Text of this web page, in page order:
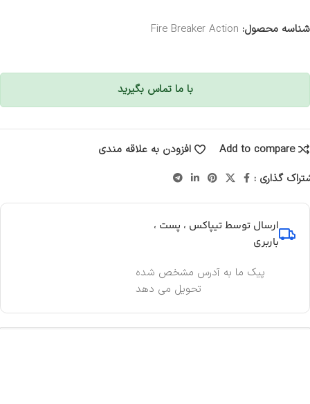
شناسه محصول: Fire Breaker Action
با ما تماس بگیرید
Add to compare
افزودن به علاقه مندی
گذاری :
ارسال توسط تیپاکس ، پست ،
باربری
پیک ما به آدرس مشخص شده
تحویل می دهد